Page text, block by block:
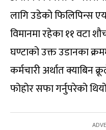
लागि उडेको फिलिपिन्स
विमानमा रहेका ११ वटा
घण्टाको उक्त उडानका
कर्मचारी अर्थात
फोहोर सफा गर्नुपरेको